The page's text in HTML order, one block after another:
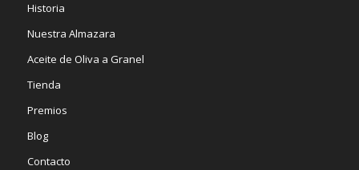
Historia
Nuestra Almazara
Aceite de Oliva a Granel
Tienda
Premios
Blog
Contacto